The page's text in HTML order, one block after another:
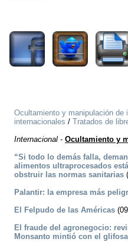
Ocultamiento y manipulación de
internacionales / Tratados de
Internacional - Ocultamiento y
“Si todo lo demás falla,
alimentos ultraprocesados
obstruir las normas sanitarias
Palantir: la empresa más
El Felpudo de las Américas
El fraude del agronegocio:
Monsanto mintió con el